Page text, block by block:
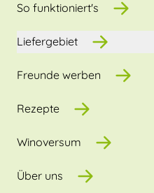
So funktioniert's
Liefergebiet
Freunde werben
Rezepte
Winoversum
Über uns